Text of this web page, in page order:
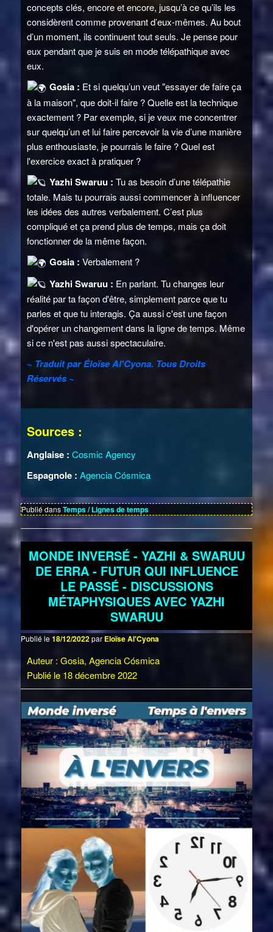
concepts clés, encore et encore, jusqu’à ce qu’ils les
considèrent comme provenant d’eux-mêmes. Au bout
d’un moment, ils continuent tout seuls. Je pense pour
eux pendant que je suis en mode télépathique avec
eux.
Gosia : Et si quelqu’un veut "essayer de faire ça
à la maison", que doit-il faire ? Quelle est la technique
exactement ? Par exemple, si je veux me concentrer
sur quelqu’un et lui faire percevoir la vie d’une manière
plus enthousiaste, je pourrais le faire ? Quel est
l'exercice exact à pratiquer ?
Yazhi Swaruu : Tu as besoin d’une télépathie
totale. Mais tu pourrais aussi commencer à influencer
les idées des autres verbalement. C’est plus
compliqué et ça prend plus de temps, mais ça doit
fonctionner de la même façon.
Gosia : Verbalement ?
Yazhi Swaruu : En parlant. Tu changes leur
réalité par ta façon d'être, simplement parce que tu
parles et que tu interagis. Ça aussi c'est une façon
d'opérer un changement dans la ligne de temps. Même
si ce n'est pas aussi spectaculaire.
~ Traduit par Éloïse Al'Cyona. Tous Droits
Réservés ~
Sources :
Anglaise : Cosmic Agency
Espagnole : Agencia Cósmica
Publié dansTemps / Lignes de temps
MONDE INVERSÉ - YAZHI & SWARUU
DE ERRA - FUTUR QUI INFLUENCE
LE PASSÉ - DISCUSSIONS
MÉTAPHYSIQUES AVEC YAZHI
SWARUU
Publié le18/12/2022par Eloïse Al'Cyona
Auteur : Gosia, Agencia Cósmica
Publié le 18 décembre 2022